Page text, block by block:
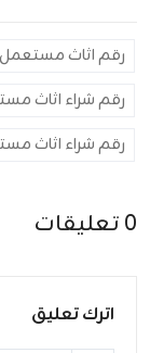
رقم اثاث مستعمل
رقم شراء اثاث
رقم شراء اثاث
0 تعليقات
اترك تعليق